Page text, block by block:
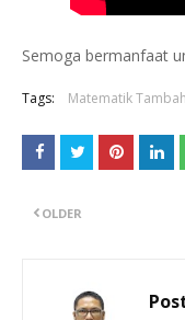
Semoga bermanfaat
Tags: Matematik
OLDER